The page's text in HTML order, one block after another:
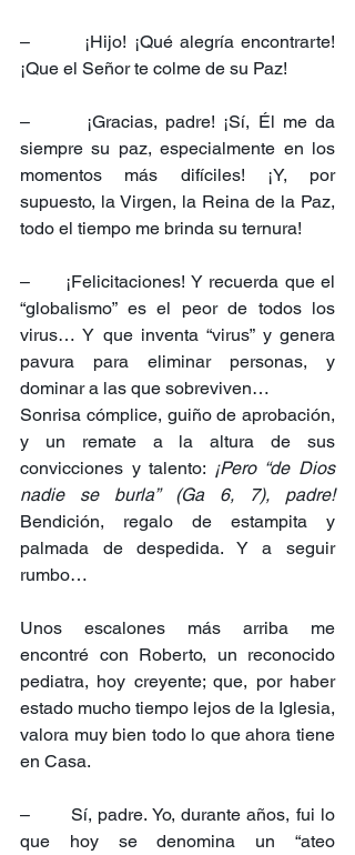
–        ¡Hijo! ¡Qué alegría encontrarte!
¡Que el Señor te colme de su Paz!
–       ¡Gracias, padre! ¡Sí, Él me da
siempre su paz, especialmente en los
momentos más difíciles! ¡Y, por
supuesto, la Virgen, la Reina de la Paz,
todo el tiempo me brinda su ternura!
–      ¡Felicitaciones! Y recuerda que el
“globalismo” es el peor de todos los
virus… Y que inventa “virus” y genera
pavura para eliminar personas, y
dominar a las que sobreviven…
Sonrisa cómplice, guiño de aprobación,
y un remate a la altura de sus
convicciones y talento: ¡Pero “de Dios
nadie se burla” (Ga 6, 7), padre!
Bendición, regalo de estampita y
palmada de despedida. Y a seguir
rumbo…
Unos escalones más arriba me
encontré con Roberto, un reconocido
pediatra, hoy creyente; que, por haber
estado mucho tiempo lejos de la Iglesia,
valora muy bien todo lo que ahora tiene
en Casa.
–       Sí, padre. Yo, durante años, fui lo
que hoy se denomina un “ateo